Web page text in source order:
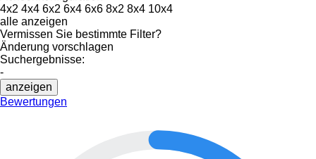
4x2 4x4 6x2 6x4 6x6 8x2 8x4 10x4
alle anzeigen
Vermissen Sie bestimmte Filter?
Änderung vorschlagen
Suchergebnisse:
-
anzeigen
Bewertungen